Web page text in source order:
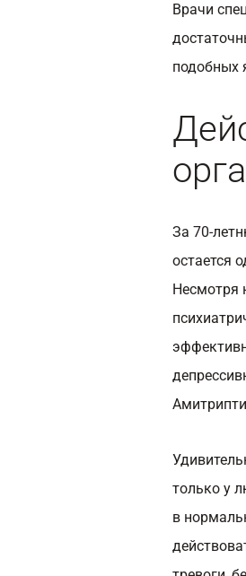
Врачи
подобных
За 70-
остается
Несмотря
только у
в